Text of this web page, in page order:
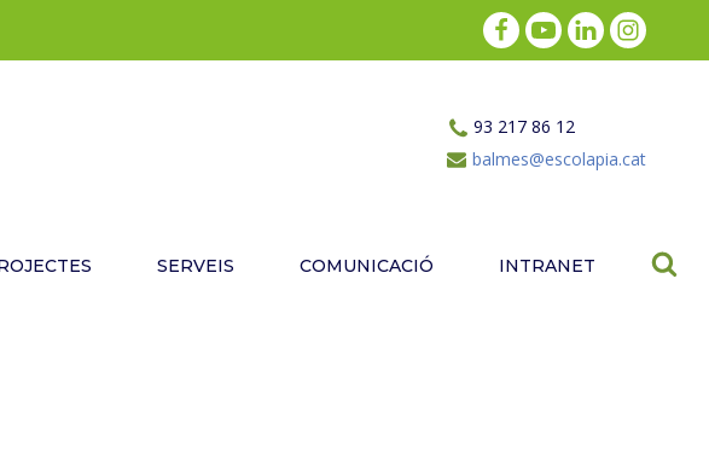
93 217 86 12
balmes@escolapia.cat
SERVEIS COMUNICACIÓ INTRANET